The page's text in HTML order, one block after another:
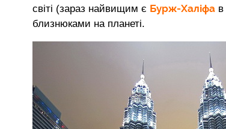
світі (зараз найвищим є Бурж-Халіфа в
близнюками на планеті.